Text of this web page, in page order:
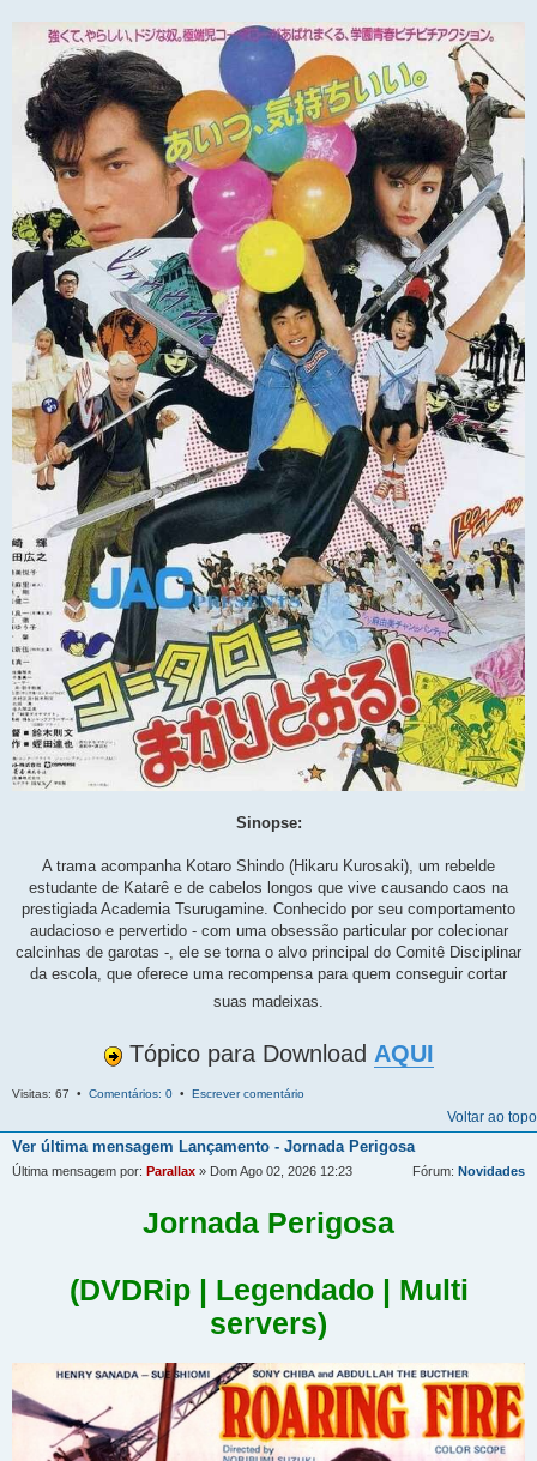
Sinopse:
A trama acompanha Kotaro Shindo (Hikaru Kurosaki), um rebelde
estudante de Katarê e de cabelos longos que vive causando caos na
prestigiada Academia Tsurugamine. Conhecido por seu comportamento
audacioso e pervertido - com uma obsessão particular por colecionar
calcinhas de garotas -, ele se torna o alvo principal do Comitê Disciplinar
da escola, que oferece uma recompensa para quem conseguir cortar
suas madeixas.
Tópico para Download AQUI
Visitas: 67 • Comentários: 0 • Escrever comentário
Voltar ao topo
Ver última mensagem Lançamento - Jornada Perigosa
Última mensagem por: Parallax » Dom Ago 02, 2026 12:23 Fórum: Novidades
Jornada Perigosa
(DVDRip | Legendado | Multi
servers)